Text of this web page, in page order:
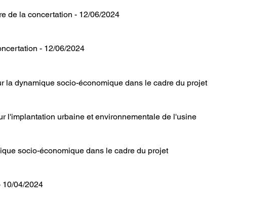
de la concertation - 12/06/2024
- 12/06/2024
la dynamique socio-économique dans le cadre du projet
l'implantation urbaine et environnementale de l'usine
socio-économique dans le cadre du projet
04/2024